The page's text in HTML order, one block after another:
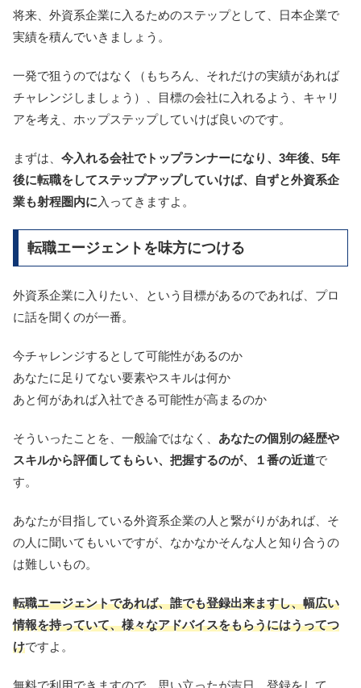
将来、外資系企業に入るためのステップとして、日本企業で
実績を積んでいきましょう。
一発で狙うのではなく（もちろん、それだけの実績があれば
チャレンジしましょう）、目標の会社に入れるよう、キャリ
アを考え、ホップステップしていけば良いのです。
まずは、 今入れる会社でトップランナーになり、3年後、5年
後に転職をしてステップアップしていけば、自ずと外資系企
業も射程圏内に 入ってきますよ。
転職エージェントを味方につける
外資系企業に入りたい、という目標があるのであれば、プロ
に話を聞くのが一番。
今チャレンジするとして可能性があるのか
あなたに足りてない要素やスキルは何か
あと何があれば入社できる可能性が高まるのか
そういったことを、一般論ではなく、 あなたの個別の経歴や
スキルから評価してもらい、把握するのが、１番の近道で
す。
あなたが目指している外資系企業の人と繋がりがあれば、そ
の人に聞いてもいいですが、なかなかそんな人と知り合うの
は難しいもの。
転職エージェントであれば、誰でも登録出来ますし、幅広い
情報を持っていて、様々なアドバイスをもらうにはうってつ
けですよ。